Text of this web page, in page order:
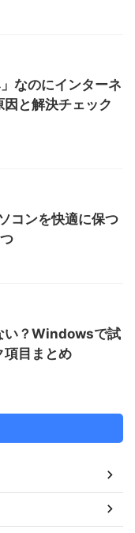
なのにインターネ
と解決チェック
コンを快適に保つ
い？Windowsで試
項目まとめ